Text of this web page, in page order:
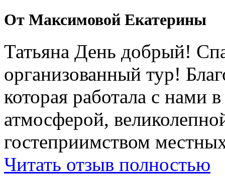
От Максимовой Екатерины
Татьяна День добрый!
организованный тур!
которая работала с нами
атмосферой,
гостеприимством
Читать отзыв полностью